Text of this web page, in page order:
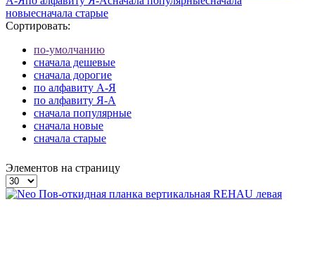
новыеcначала старые
Сортировать:
по-умолчанию
cначала дешевые
cначала дорогие
по алфавиту А-Я
по алфавиту Я-А
cначала популярные
cначала новые
cначала старые
Элементов на страницу